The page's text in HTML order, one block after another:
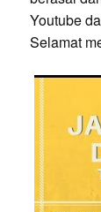
Youtube
Selamat